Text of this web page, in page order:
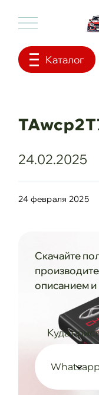
Каталог
24.02.2025
24 февраля 2025
Скачайте
описанием
Куда
Whatsapp